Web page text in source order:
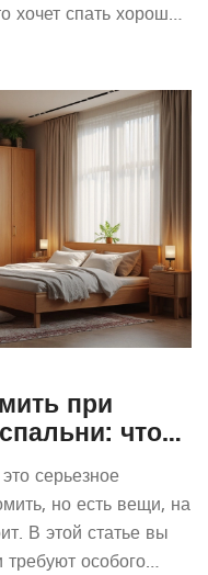
хочет спать хорошо
при
что
серьезное
но есть вещи, на
В этой статье вы
особого